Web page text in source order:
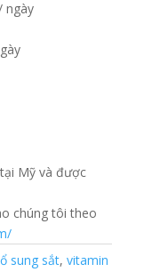
ngày
Mỹ và được
chúng tôi theo
sung sắt, vitamin